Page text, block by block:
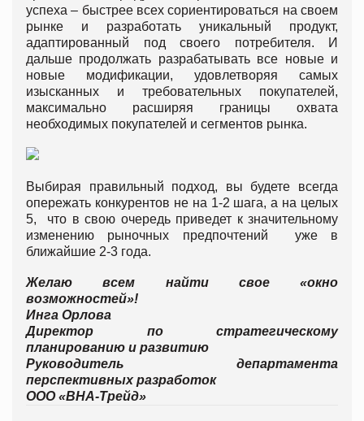
успеха – быстрее всех сориентироваться на своем
рынке и разработать уникальный продукт,
адаптированный под своего потребителя. И
дальше продолжать разрабатывать все новые и
новые модификации, удовлетворяя самых
изысканных и требовательных покупателей,
максимально расширяя границы охвата
необходимых покупателей и сегментов рынка.
Выбирая правильный подход, вы будете всегда
опережать конкурентов не на 1-2 шага, а на целых
5, что в свою очередь приведет к значительному
изменению рыночных предпочтений уже в
ближайшие 2-3 года.
Желаю всем найти свое «окно
возможностей»!
Инга Орлова
Директор по стратегическому
планированию и развитию
Руководитель департамента
перспективных разработок
ООО «ВНА-Трейд»